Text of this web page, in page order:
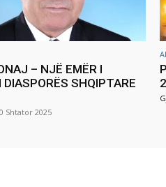
– NJË EMËR I
DIASPORËS SHQIPTARE
Shtator 2025